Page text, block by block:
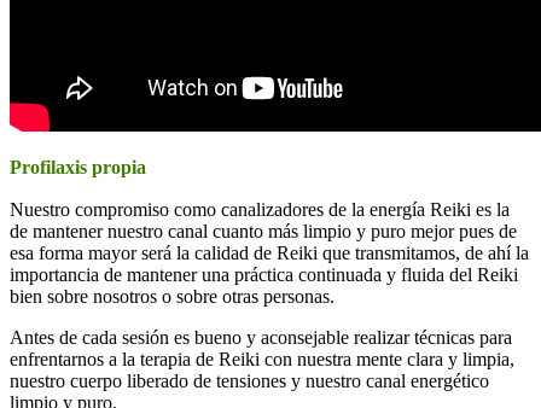
Profilaxis propia
Nuestro compromiso como canalizadores de la energía Reiki es la
de mantener nuestro canal cuanto más limpio y puro mejor pues de
esa forma mayor será la calidad de Reiki que transmitamos, de ahí la
importancia de mantener una práctica continuada y fluida del Reiki
bien sobre nosotros o sobre otras personas.
Antes de cada sesión es bueno y aconsejable realizar técnicas para
enfrentarnos a la terapia de Reiki con nuestra mente clara y limpia,
nuestro cuerpo liberado de tensiones y nuestro canal energético
limpio y puro.